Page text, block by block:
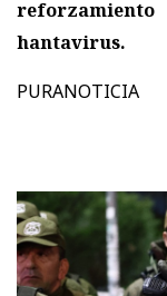
hantavirus.
PURANOTICIA